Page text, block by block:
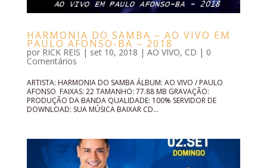
HARMONIA DO SAMBA – AO VIVO EM
PAULO AFONSO-BA – 2018
por RICK REIS | set 10, 2018 | AO VIVO, CD | 0
Comentários
ARTISTA: HARMONIA DO SAMBA ÁLBUM: AO VIVO / PAULO
AFONSO FAIXAS: 22 TAMANHO: 77.88 MB GRAVAÇÃO:
PRODUÇÃO DA BANDA QUALIDADE: 100% SERVIDOR DE
DOWNLOAD: SUA MÚSICA BAIXAR CD...